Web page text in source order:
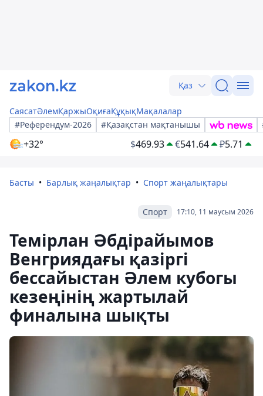
Қаз
СаясатӘлемҚаржыОқиғаҚұқықМақалалар
#Референдум-2026
#Қазақстан мақтанышы
+32° $469.93 €541.64 ₽5.71
Басты Барлық жаңалықтар Спорт жаңалықтары
17:10, 11 маусым 2026
Спорт
Темірлан Әбдірайымов
Венгриядағы қазіргі
бессайыстан Әлем кубогы
кезеңінің жартылай
финалына шықты